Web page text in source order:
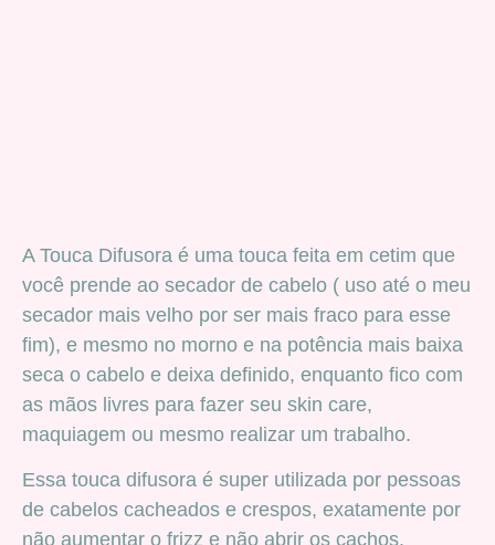
A Touca Difusora é uma touca feita em cetim que
você prende ao secador de cabelo ( uso até o meu
secador mais velho por ser mais fraco para esse
fim), e mesmo no morno e na potência mais baixa
seca o cabelo e deixa definido, enquanto fico com
as mãos livres para fazer seu skin care,
maquiagem ou mesmo realizar um trabalho.
Essa touca difusora é super utilizada por pessoas
de cabelos cacheados e crespos, exatamente por
não aumentar o frizz e não abrir os cachos.